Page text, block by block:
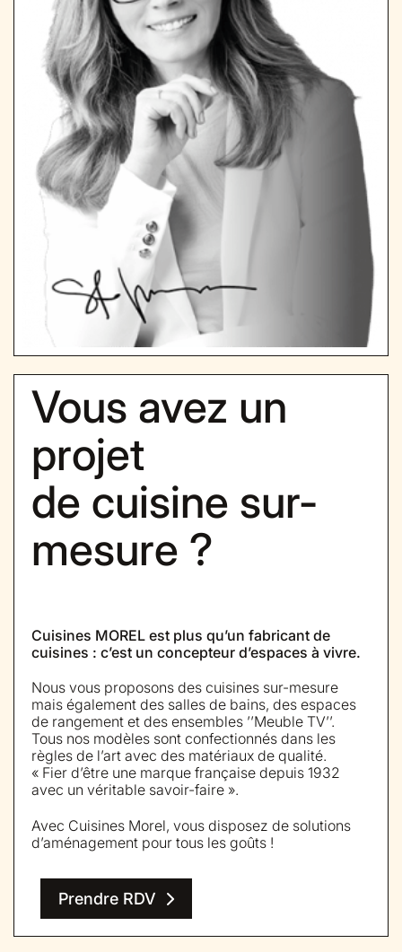
Vous avez un
projet
de cuisine sur-
mesure ?
Cuisines MOREL est plus qu’un fabricant de
cuisines : c’est un concepteur d’espaces à vivre.
Nous vous proposons des cuisines sur-mesure
mais également des salles de bains, des espaces
de rangement et des ensembles ’’Meuble TV’’.
Tous nos modèles sont confectionnés dans les
règles de l’art avec des matériaux de qualité.
« Fier d’être une marque française depuis 1932
avec un véritable savoir-faire ».
Avec Cuisines Morel, vous disposez de solutions
d’aménagement pour tous les goûts !
Prendre RDV